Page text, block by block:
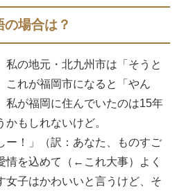
場合は？
私の地元・北九州市は「そうと
これが福岡市になると「やん
私が福岡に住んでいたのは15年
もしれないけど。
ー！」（訳：あなた、ものすご
情を込めて（←これ大事）よく
女子はかわいいと言うけど、そ